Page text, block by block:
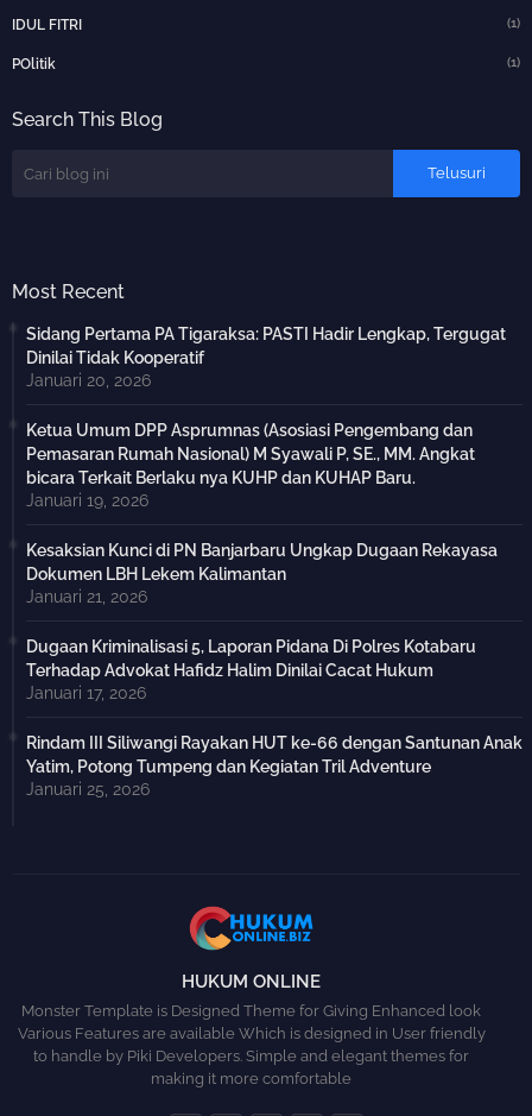
IDUL FITRI (1)
POlitik (1)
Search This Blog
Most Recent
Sidang Pertama PA Tigaraksa: PASTI Hadir Lengkap, Tergugat
Dinilai Tidak Kooperatif
Januari 20, 2026
Ketua Umum DPP Asprumnas (Asosiasi Pengembang dan
Pemasaran Rumah Nasional) M Syawali P, SE., MM. Angkat
bicara Terkait Berlaku nya KUHP dan KUHAP Baru.
Januari 19, 2026
Kesaksian Kunci di PN Banjarbaru Ungkap Dugaan Rekayasa
Dokumen LBH Lekem Kalimantan
Januari 21, 2026
Dugaan Kriminalisasi 5, Laporan Pidana Di Polres Kotabaru
Terhadap Advokat Hafidz Halim Dinilai Cacat Hukum
Januari 17, 2026
Rindam III Siliwangi Rayakan HUT ke-66 dengan Santunan Anak
Yatim, Potong Tumpeng dan Kegiatan Tril Adventure
Januari 25, 2026
HUKUM ONLINE
Monster Template is Designed Theme for Giving Enhanced look
Various Features are available Which is designed in User friendly
to handle by Piki Developers. Simple and elegant themes for
making it more comfortable